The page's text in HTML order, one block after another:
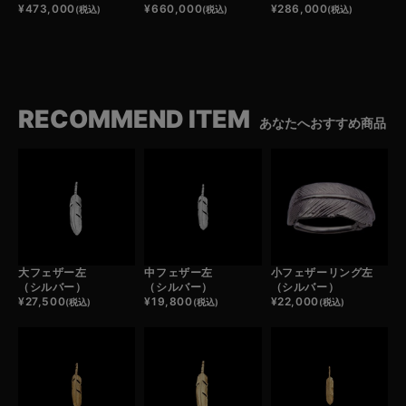
¥473,000(税込)
¥660,000(税込)
¥286,000(税込)
RECOMMEND ITEM あなたへおすすめ商品
大フェザー左
（シルバー）
¥27,500(税込)
中フェザー左
（シルバー）
¥19,800(税込)
小フェザーリング左
（シルバー）
¥22,000(税込)